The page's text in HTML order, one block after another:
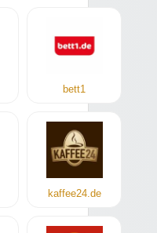
bett1
kaffee24.de